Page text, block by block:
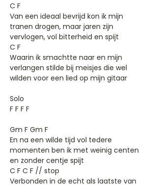
C F
Van een ideaal bevrijd kon ik mijn
tranen drogen, maar jaren zijn
vervlogen, vol bitterheid en spijt
C F
Waarin ik smachtte naar en mijn
verlangen stilde bij meisjes die wel
wilden voor een lied op mijn gitaar
Solo
F F F F
Gm F Gm F
En na een wilde tijd vol tedere
momenten ben ik met weinig centen
en zonder centje spijt
C F C F // stop
Verbonden in de echt als laatste van